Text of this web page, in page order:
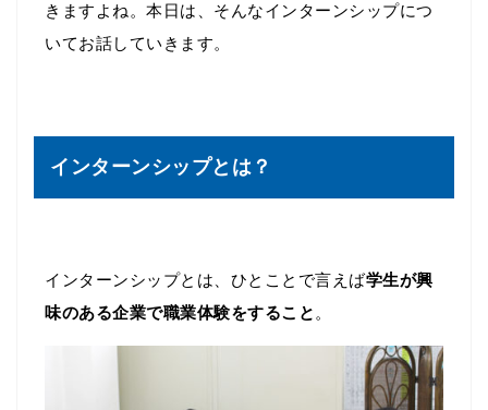
きますよね。本日は、そんなインターンシップにつ
いてお話していきます。
インターンシップとは？
インターンシップとは、ひとことで言えば学生が興
味のある企業で職業体験をすること 。